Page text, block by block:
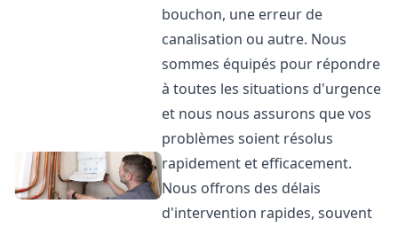
bouchon, une erreur de
canalisation ou autre. Nous
sommes équipés pour répondre
à toutes les situations d'urgence
et nous nous assurons que vos
problèmes soient résolus
rapidement et efficacement.
Nous offrons des délais
d'intervention rapides, souvent